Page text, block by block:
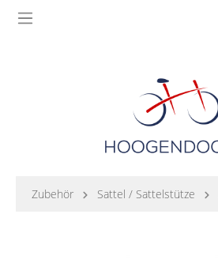
Zubehör Sattel / Sattelstütze